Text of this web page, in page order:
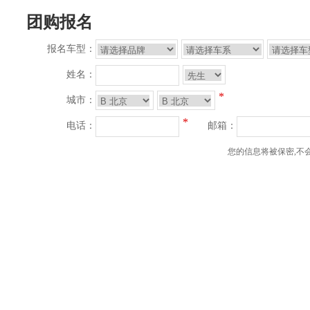
团购报名
报名车型：
姓名：
城市： *
电话： * 邮箱：
您的信息将被保密,不